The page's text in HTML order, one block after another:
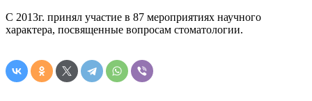
С 2013г. принял участие в 87 мероприятиях научного
характера, посвященные вопросам стоматологии.